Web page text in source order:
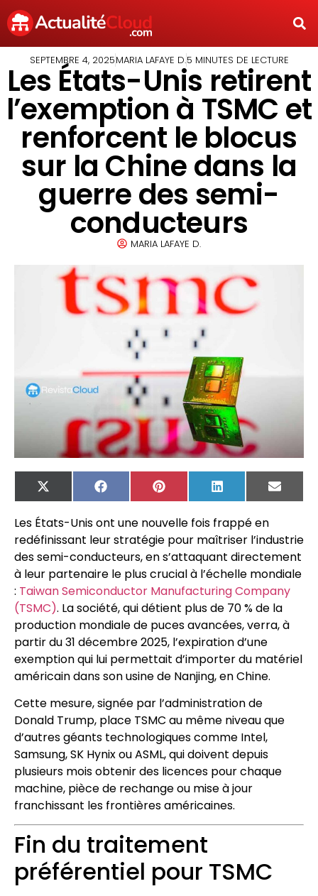
SEPTEMBRE 4, 2025MARIA LAFAYE D.5 MINUTES DE LECTURE
Les États-Unis retirent
l’exemption à TSMC et
renforcent le blocus
sur la Chine dans la
guerre des semi-
conducteurs
MARIA LAFAYE D.
X
(Twitter)
FacebookPinterest LinkedIn
Email
Les États-Unis ont une nouvelle fois frappé en
redéfinissant leur stratégie pour maîtriser l’industrie
des semi-conducteurs, en s’attaquant directement
à leur partenaire le plus crucial à l’échelle mondiale
: Taiwan Semiconductor Manufacturing Company
(TSMC). La société, qui détient plus de 70 % de la
production mondiale de puces avancées, verra, à
partir du 31 décembre 2025, l’expiration d’une
exemption qui lui permettait d’importer du matériel
américain dans son usine de Nanjing, en Chine.
Cette mesure, signée par l’administration de
Donald Trump, place TSMC au même niveau que
d’autres géants technologiques comme Intel,
Samsung, SK Hynix ou ASML, qui doivent depuis
plusieurs mois obtenir des licences pour chaque
machine, pièce de rechange ou mise à jour
franchissant les frontières américaines.
Fin du traitement
préférentiel pour TSMC